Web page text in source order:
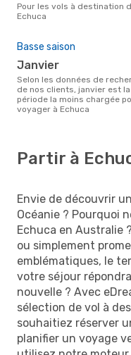
Pour les vols à destination de
Echuca
Basse saison
janvier
Selon les données de recherche
de nos clients, janvier est la
période la moins chargée
voyager à Echuca
Partir à
Envie de découvrir
Océanie ? Pourquoi
Echuca en Australie
ou simplement
emblématiques, le
votre séjour
nouvelle ? Avec
sélection de vol à
souhaitiez réserver
planifier un voyage